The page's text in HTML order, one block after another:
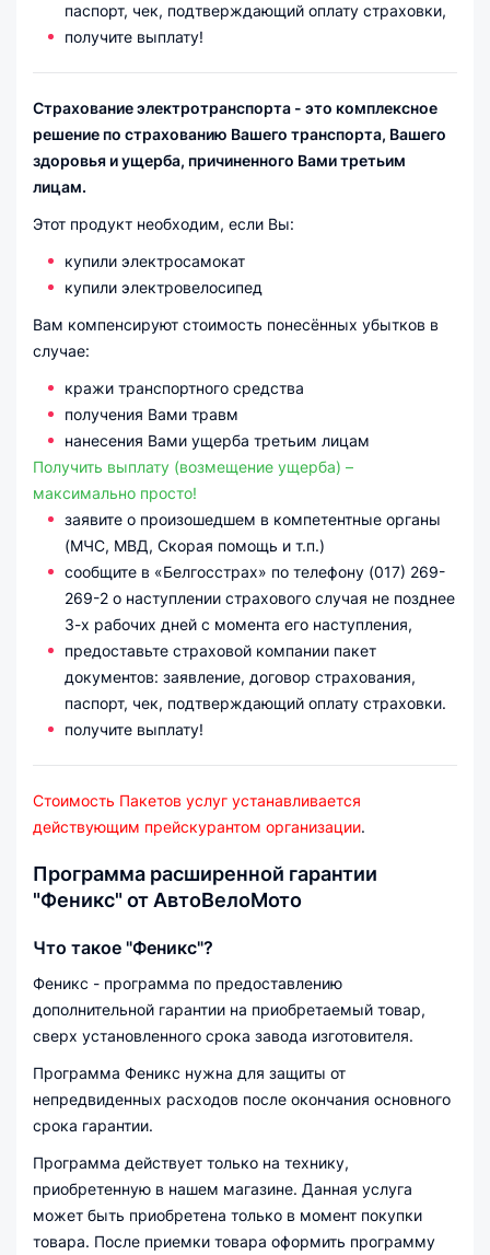
паспорт, чек, подтверждающий оплату страховки,
получите выплату!
Страхование электротранспорта - это комплексное
решение по страхованию Вашего транспорта, Вашего
здоровья и ущерба, причиненного Вами третьим
лицам.
Этот продукт необходим, если Вы:
купили электросамокат
купили электровелосипед
Вам компенсируют стоимость понесённых убытков в
случае:
кражи транспортного средства
получения Вами травм
нанесения Вами ущерба третьим лицам
Получить выплату (возмещение ущерба) –
максимально просто!
заявите о произошедшем в компетентные органы
(МЧС, МВД, Скорая помощь и т.п.)
сообщите в «Белгосстрах» по телефону (017) 269-
269-2 о наступлении страхового случая не позднее
3-х рабочих дней с момента его наступления,
предоставьте страховой компании пакет
документов: заявление, договор страхования,
паспорт, чек, подтверждающий оплату страховки.
получите выплату!
Стоимость Пакетов услуг устанавливается
действующим прейскурантом организации.
Программа расширенной гарантии
"Феникс" от АвтоВелоМото
Что такое "Феникс"?
Феникс - программа по предоставлению
дополнительной гарантии на приобретаемый товар,
сверх установленного срока завода изготовителя.
Программа Феникс нужна для защиты от
непредвиденных расходов после окончания основного
срока гарантии.
Программа действует только на технику,
приобретенную в нашем магазине. Данная услуга
может быть приобретена только в момент покупки
товара. После приемки товара оформить программу